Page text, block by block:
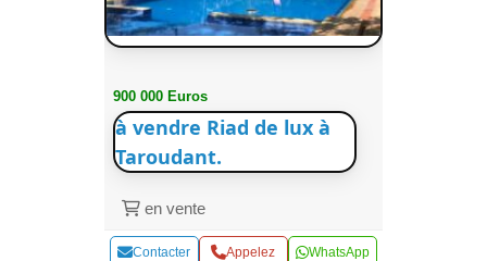
900 000 Euros
à vendre Riad de lux à
Taroudant.
en vente
Contacter Appelez WhatsApp